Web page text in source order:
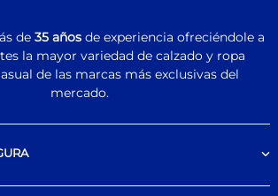
de 35 añosde experiencia ofreciéndole a
la mayor variedad de calzado y ropa
de las marcas más exclusivas del
mercado.